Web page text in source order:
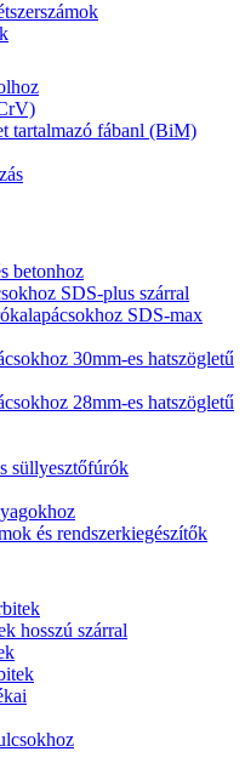
tartalmazó fábanl (BiM)
betonhoz
SDS-plus szárral
SDS-max
30mm-es hatszögletű
28mm-es hatszögletű
süllyesztőfúrók
és rendszerkiegészítők
hosszú szárral